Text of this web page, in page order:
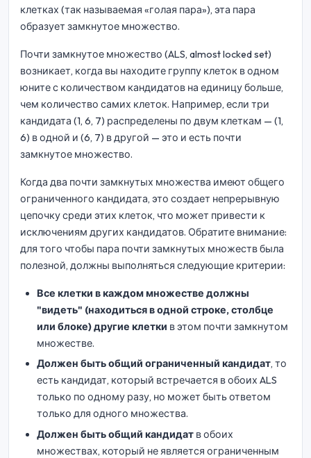
клетках (так называемая «голая пара»), эта пара
образует замкнутое множество.
Почти замкнутое множество (ALS, almost locked set)
возникает, когда вы находите группу клеток в одном
юните с количеством кандидатов на единицу больше,
чем количество самих клеток. Например, если три
кандидата (1, 6, 7) распределены по двум клеткам — (1,
6) в одной и (6, 7) в другой — это и есть почти
замкнутое множество.
Когда два почти замкнутых множества имеют общего
ограниченного кандидата, это создает непрерывную
цепочку среди этих клеток, что может привести к
исключениям других кандидатов. Обратите внимание:
для того чтобы пара почти замкнутых множеств была
полезной, должны выполняться следующие критерии:
Все клетки в каждом множестве должны
"видеть" (находиться в одной строке, столбце
или блоке) другие клетки в этом почти замкнутом
множестве.
Должен быть общий ограниченный кандидат, то
есть кандидат, который встречается в обоих ALS
только по одному разу, но может быть ответом
только для одного множества.
Должен быть общий кандидат в обоих
множествах, который не является ограниченным